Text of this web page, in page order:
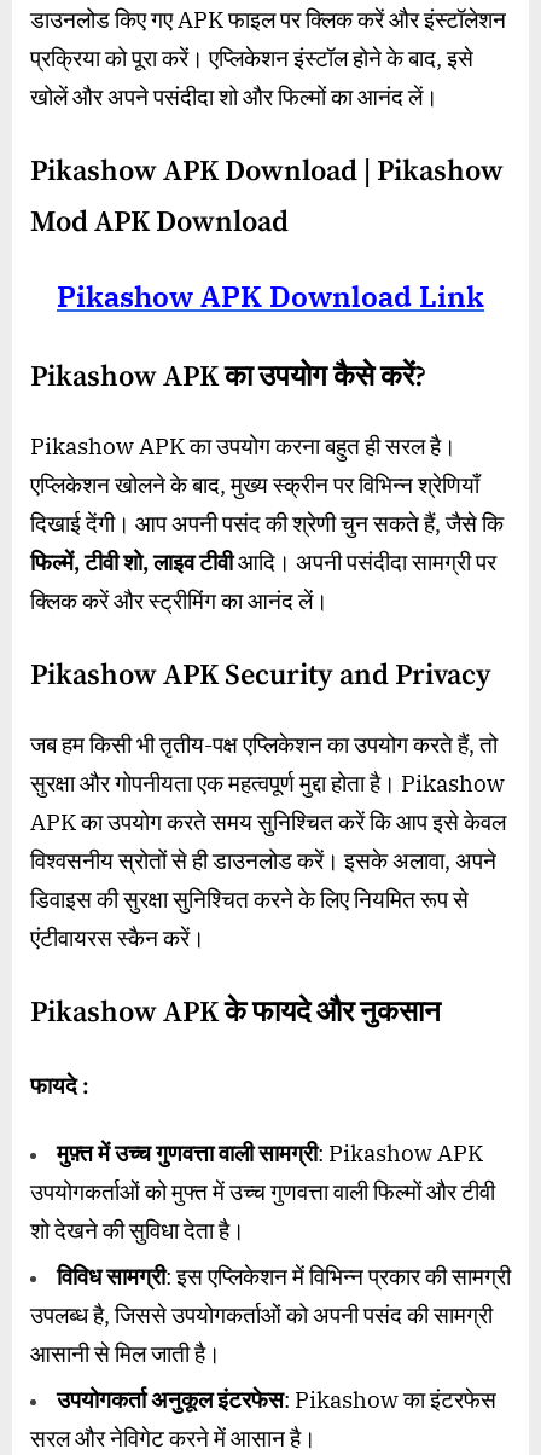
डाउनलोड किए गए APK फाइल पर क्लिक करें और इंस्टॉलेशन
प्रक्रिया को पूरा करें। एप्लिकेशन इंस्टॉल होने के बाद, इसे
खोलें और अपने पसंदीदा शो और फिल्मों का आनंद लें।
Pikashow APK Download | Pikashow
Mod APK Download
Pikashow APK Download Link
Pikashow APK का उपयोग कैसे करें?
Pikashow APK का उपयोग करना बहुत ही सरल है।
एप्लिकेशन खोलने के बाद, मुख्य स्क्रीन पर विभिन्न श्रेणियाँ
दिखाई देंगी। आप अपनी पसंद की श्रेणी चुन सकते हैं, जैसे कि
फिल्में, टीवी शो, लाइव टीवीआदि। अपनी पसंदीदा सामग्री पर
क्लिक करें और स्ट्रीमिंग का आनंद लें।
Pikashow APK Security and Privacy
जब हम किसी भी तृतीय-पक्ष एप्लिकेशन का उपयोग करते हैं, तो
सुरक्षा और गोपनीयता एक महत्वपूर्ण मुद्दा होता है। Pikashow
APK का उपयोग करते समय सुनिश्चित करें कि आप इसे केवल
विश्वसनीय स्रोतों से ही डाउनलोड करें। इसके अलावा, अपने
डिवाइस की सुरक्षा सुनिश्चित करने के लिए नियमित रूप से
एंटीवायरस स्कैन करें।
Pikashow APK के फायदे और नुकसान
फायदे :
मुफ़्त में उच्च गुणवत्ता वाली सामग्री: Pikashow APK
उपयोगकर्ताओं को मुफ्त में उच्च गुणवत्ता वाली फिल्मों और टीवी
शो देखने की सुविधा देता है।
विविध सामग्री: इस एप्लिकेशन में विभिन्न प्रकार की सामग्री
उपलब्ध है, जिससे उपयोगकर्ताओं को अपनी पसंद की सामग्री
आसानी से मिल जाती है।
उपयोगकर्ता अनुकूल इंटरफेस: Pikashow का इंटरफेस
सरल और नेविगेट करने में आसान है।